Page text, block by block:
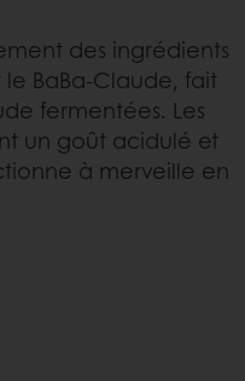
des ingrédients
BaBa-Claude, fait
fermentées. Les
un goût acidulé et
à merveille en